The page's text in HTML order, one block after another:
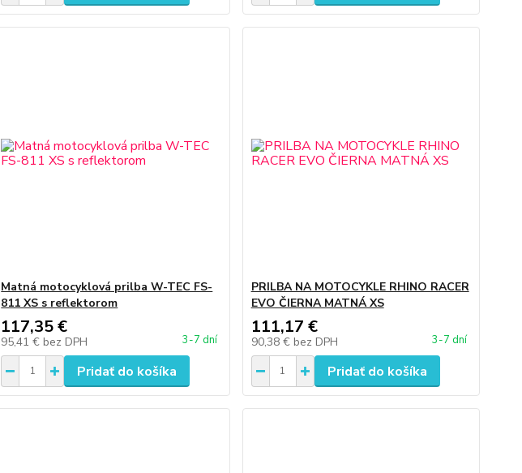
Matná motocyklová prilba W-TEC FS-
811 XS s reflektorom
117,35 €
95,41 € bez DPH 3-7 dní
Pridať do košíka
PRILBA NA MOTOCYKLE RHINO RACER
EVO ČIERNA MATNÁ XS
111,17 €
90,38 € bez DPH 3-7 dní
Pridať do košíka